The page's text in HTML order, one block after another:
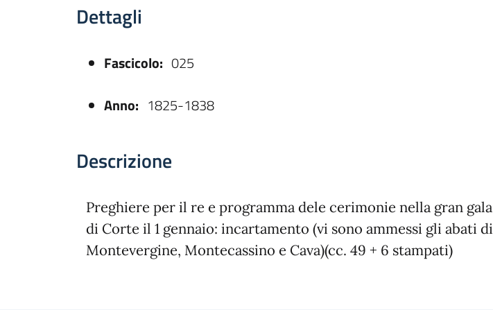
Dettagli
Fascicolo: 025
Anno: 1825-1838
Descrizione
Preghiere per il re e programma dele cerimonie nella gran gala
di Corte il 1 gennaio: incartamento (vi sono ammessi gli abati di
Montevergine, Montecassino e Cava)(cc. 49 + 6 stampati)